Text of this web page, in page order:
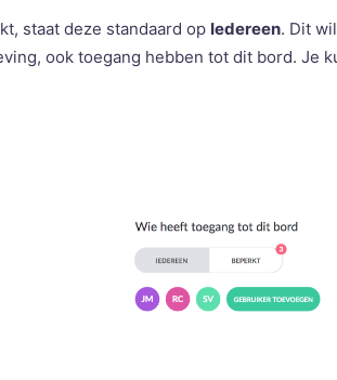
staat deze standaard op Iedereen. Dit
ook toegang hebben tot dit bord. Je